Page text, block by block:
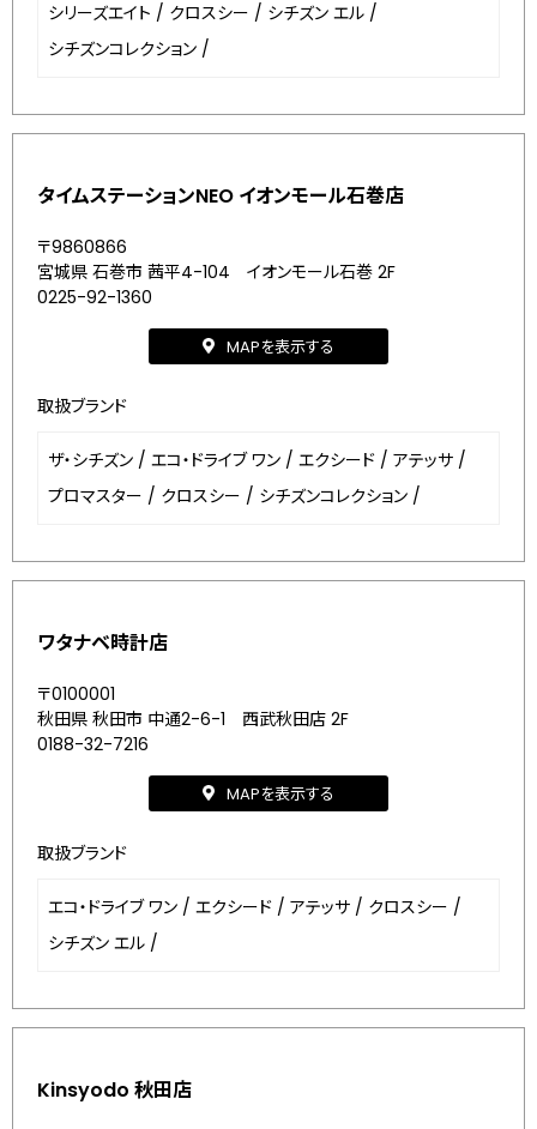
シリーズエイト / クロスシー / シチズン エル /
シチズンコレクション /
タイムステーションNEO イオンモール石巻店
〒9860866
宮城県 石巻市 茜平4-104 イオンモール石巻 2F
0225-92-1360
MAPを表示する
取扱ブランド
ザ・シチズン / エコ・ドライブ ワン / エクシード / アテッサ /
プロマスター / クロスシー / シチズンコレクション /
ワタナベ時計店
〒0100001
秋田県 秋田市 中通2-6-1 西武秋田店 2F
0188-32-7216
MAPを表示する
取扱ブランド
エコ・ドライブ ワン / エクシード / アテッサ / クロスシー /
シチズン エル /
Kinsyodo 秋田店